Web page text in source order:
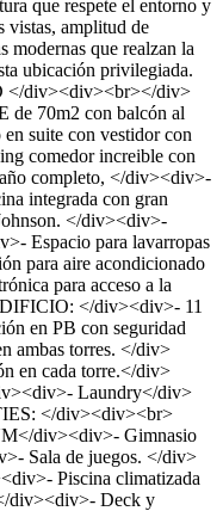
que respete el entorno y
vistas, amplitud de
modernas que realzan la
ubicación privilegiada.
div><div><br></div>
de 70m2 con balcón al
suite con vestidor con
comedor increible con
completo, </div><div>-
integrada con gran
</div><div>-
Espacio para lavarropas
para aire acondicionado
para acceso a la
</div><div>- 11
en PB con seguridad
ambas torres. </div>
en cada torre.</div>
Laundry</div>
</div><div><br>
div><div>- Gimnasio
Sala de juegos. </div>
Piscina climatizada
div><div>- Deck y